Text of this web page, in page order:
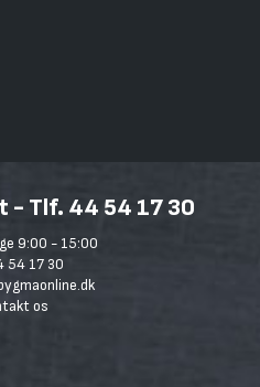
- Tlf. 44 54 17 30
9:00 - 15:00
54 17 30
os